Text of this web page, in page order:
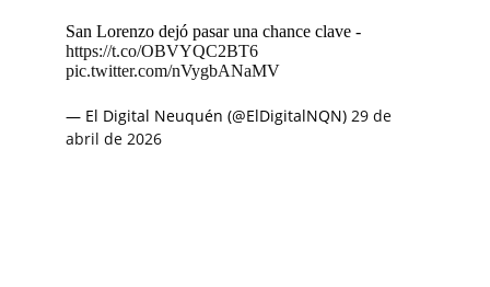
San Lorenzo dejó pasar una chance clave -
https://t.co/OBVYQC2BT6
pic.twitter.com/nVygbANaMV
— El Digital Neuquén (@ElDigitalNQN) 29 de
abril de 2026